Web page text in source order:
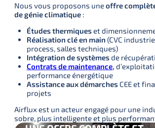
Nous vous proposons une offre
de génie climatique :
Études thermiqueset
Réalisation clé en main (CVC
process, salles techniques)
Intégration de systèmesde
Contrats de maintenance,
performance énergétique
Assistance aux démarches CEE et
projets
Airflux est un acteur engagé pour une
sobre, plus intelligente et plus